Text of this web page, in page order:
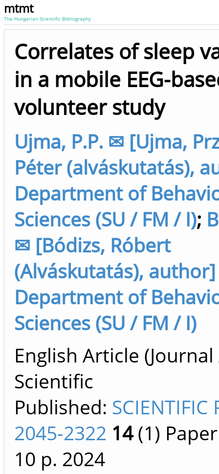
mtmt
The Hungarian Scientific Bibliography
Correlates of sleep
in a mobile EEG-
volunteer study
Ujma, P.P. ✉ [Ujma,
Péter (alváskutatás),
Department of
Sciences (SU / FM / I);
✉ [Bódizs, Róbert
(Alváskutatás), author]
Department of
Sciences (SU / FM / I)
English Article
Scientific
Published: SCIENTIFIC
2045-2322 14(1)
10 p. 2024